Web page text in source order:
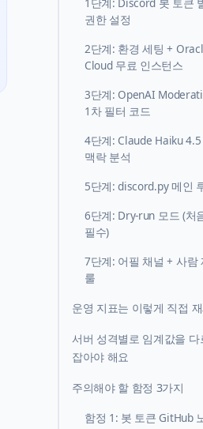
권한 설정
2단계: 환경 세팅 +
Cloud 무료 인스턴스
3단계: OpenAI
1차 필터 코드
4단계: Claude Haiku
맥락 분석
5단계: discord.py 메인
6단계: Dry-run 모드 (처
필수)
7단계: 어필 채널 + 사람
룰
운영 지표는 이렇게 직접
서버 성격별로 임계값을 다
잡아야 해요
주의해야 할 함정 3가지
함정 1: 봇 토큰 GitHub